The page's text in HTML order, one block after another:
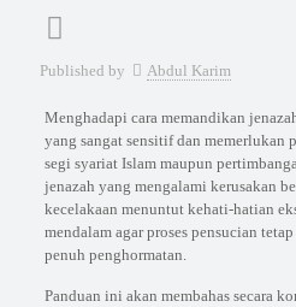
Published by Abdul Karim
Menghadapi cara memandikan
yang sangat sensitif dan memerlukan
segi syariat Islam maupun
jenazah yang mengalami kerusakan
kecelakaan menuntut kehati-hatian
mendalam agar proses pensucian
penuh penghormatan.
Panduan ini akan membahas secara